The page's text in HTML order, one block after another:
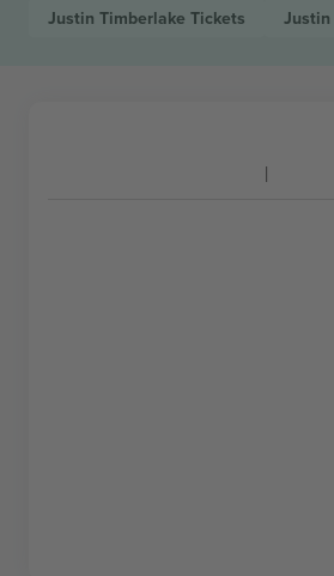
Justin Timberlake Tickets Justin